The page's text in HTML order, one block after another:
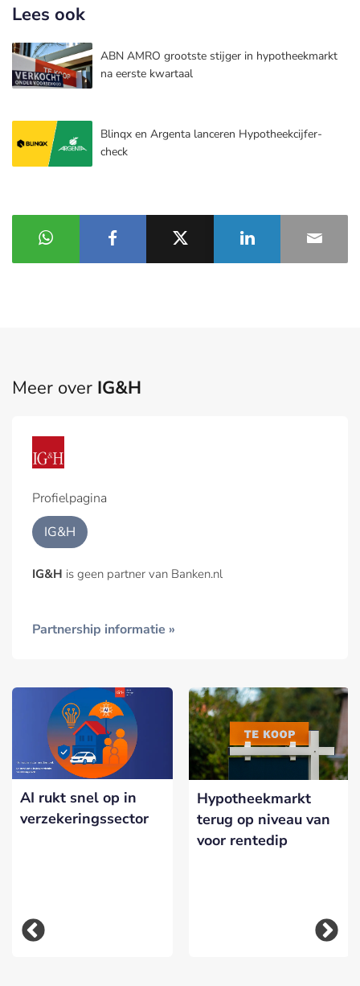
Lees ook
ABN AMRO grootste stijger in hypotheekmarkt
na eerste kwartaal
Blinqx en Argenta lanceren Hypotheekcijfer-
check
Meer over IG&H
Profielpagina
IG&H
IG&H is geen partner van Banken.nl
Partnership informatie »
AI rukt snel op in
verzekeringssector
Hypotheekmarkt
terug op niveau van
voor rentedip